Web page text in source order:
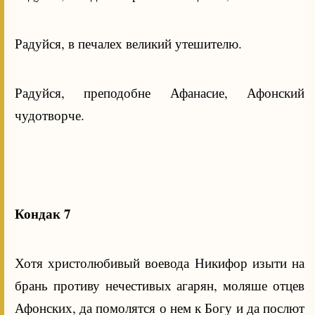
Радуйся, в печалех великий утешителю.
Радуйся, преподобне Афанасие, Афонский
чудотворче.
Кондак 7
Хотя христолюбивый воевода Никифор изыти на
брань противу нечестивых агарян, моляше отцев
Афонских, да помолятся о нем к Богу и да послют